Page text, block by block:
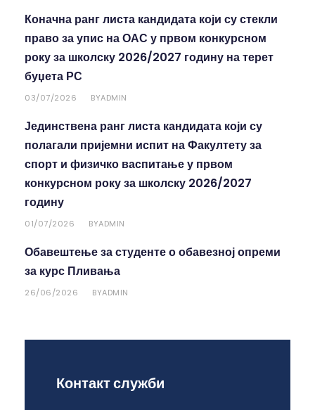
Коначна ранг листа кандидата који су стекли
право за упис на ОАС у првом конкурсном
року за школску 2026/2027 годину на терет
буџета РС
03/07/2026 BYADMIN
Јединствена ранг листа кандидата који су
полагали пријемни испит на Факултету за
спорт и физичко васпитање у првом
конкурсном року за школску 2026/2027
годину
01/07/2026 BYADMIN
Обавештење за студенте о обавезној опреми
за курс Пливања
26/06/2026 BYADMIN
Контакт служби